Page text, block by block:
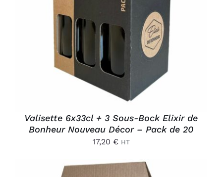
AJOUTER AU PANIER
/
Valisette 6x33cl + 3 Sous-Bock Elixir de
Bonheur Nouveau Décor – Pack de 20
17,20 € HT